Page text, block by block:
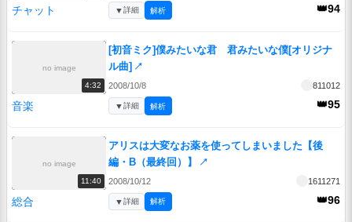
チャット 👑94
▼詳細 解析
no image
4:32
[初音ミク]僕みたいな君 君みたいな僕[オリジナ
ル曲] ↗
2008/10/8 811012
音楽 👑95
▼詳細 解析
no image
11:40
アリスは大変なお薬を使ってしまいました【後
編・B（最終回）】
↗
2008/10/12 1611271
総合 👑96
▼詳細 解析